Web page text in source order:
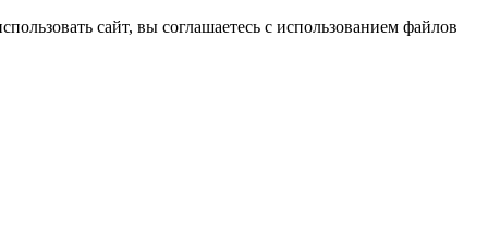
сайт, вы соглашаетесь с использованием файлов